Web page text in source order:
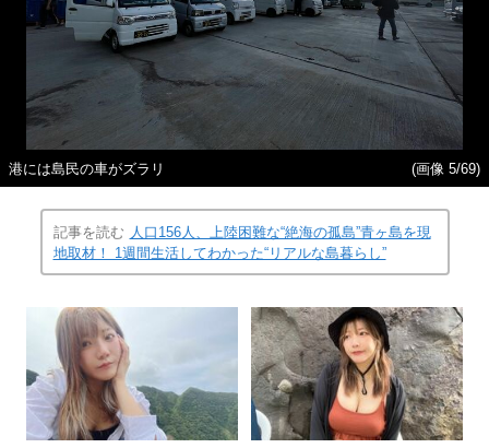
港には島民の車がズラリ (画像 5/69)
記事を読む 人口156人、上陸困難な“絶海の孤島”青ヶ島を現
地取材！ 1週間生活してわかった“リアルな島暮らし”